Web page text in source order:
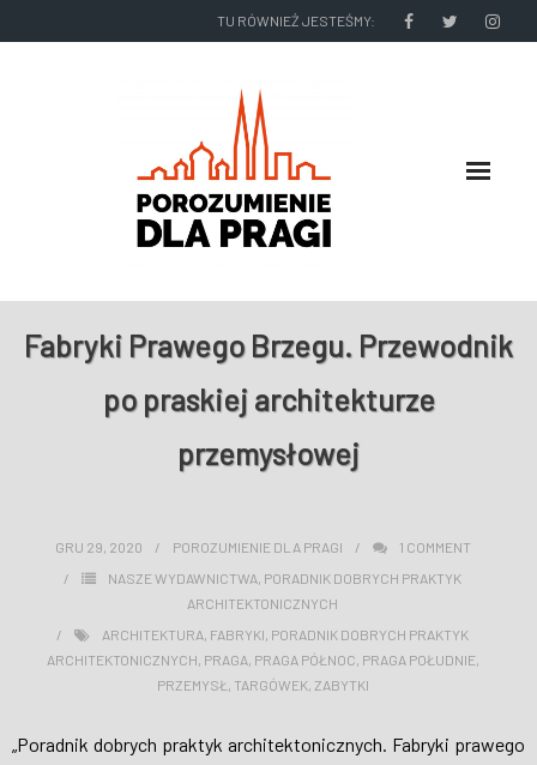
TU RÓWNIEŻ JESTEŚMY:
O NAS
RADNI I ZARZĄD DZIELNICY
NASZE DZIAŁANIA
Fabryki Prawego Brzegu. Przewodnik
po praskiej architekturze
przemysłowej
GRU 29, 2020 POROZUMIENIE DLA PRAGI 1 COMMENT
NASZE WYDAWNICTWA, PORADNIK DOBRYCH PRAKTYK
ARCHITEKTONICZNYCH
ARCHITEKTURA, FABRYKI, PORADNIK DOBRYCH PRAKTYK
ARCHITEKTONICZNYCH, PRAGA, PRAGA PÓŁNOC, PRAGA POŁUDNIE,
PRZEMYSŁ , TARGÓWEK, ZABYTKI
„Poradnik dobrych praktyk architektonicznych. Fabryki prawego